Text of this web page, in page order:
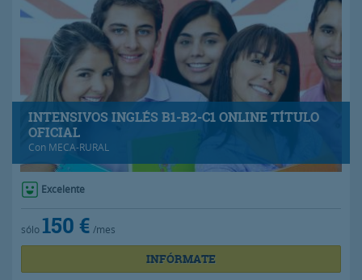
INTENSIVOS INGLÉS B1-B2-C1 ONLINE TÍTULO
OFICIAL
Con MECA-RURAL
Excelente
sólo 150 € /mes
INFÓRMATE